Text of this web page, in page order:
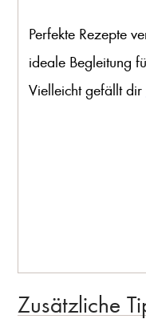
Perfekte Rezepte
ideale Begleitung
Vielleicht gefällt dir
Zusätzliche